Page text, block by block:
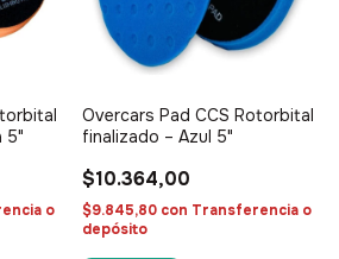
5"
o
Overcars Pad CCS Rotorbital
finalizado – Azul 5"
$10.364,00
$9.845,80 con Transferencia o
depósito